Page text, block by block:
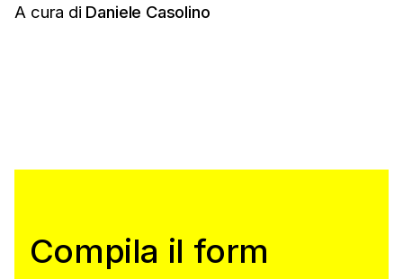
A cura di Daniele Casolino
Compila il form